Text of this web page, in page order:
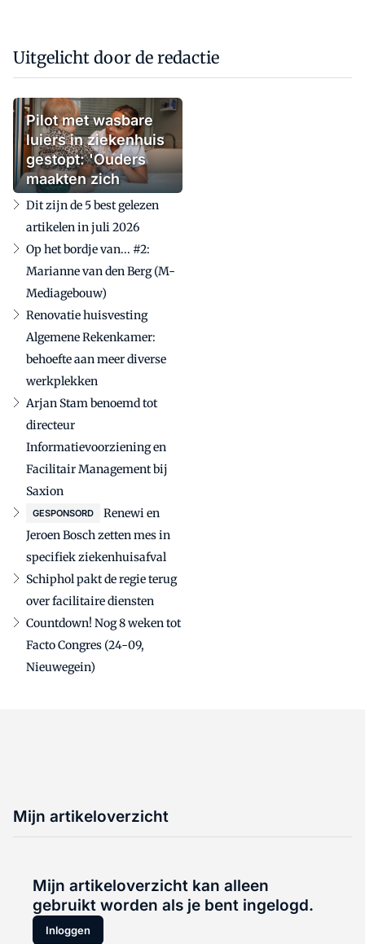
Uitgelicht door de redactie
Pilot met wasbare
luiers in ziekenhuis
gestopt: 'Ouders
maakten zich
zorgen'
Dit zijn de 5 best gelezen
artikelen in juli 2026
Op het bordje van... #2:
Marianne van den Berg (M-
Mediagebouw)
Renovatie huisvesting
Algemene Rekenkamer:
behoefte aan meer diverse
werkplekken
Arjan Stam benoemd tot
directeur
Informatievoorziening en
Facilitair Management bij
Saxion
GESPONSORD
Renewi en
Jeroen Bosch zetten mes in
specifiek ziekenhuisafval
Schiphol pakt de regie terug
over facilitaire diensten
Countdown! Nog 8 weken tot
Facto Congres (24-09,
Nieuwegein)
Mijn artikeloverzicht
Mijn artikeloverzicht kan alleen
gebruikt worden als je bent ingelogd.
Inloggen